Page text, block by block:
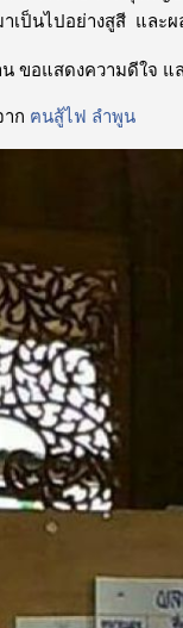
าเป็นไปอย่างสูสี และ
ขอแสดงความดีใจ แ
ก ฅนสู้ไฟ ลำพูน